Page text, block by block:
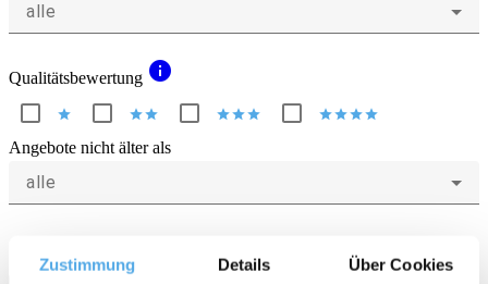
Zustimmung Details Über Cookies
alle
Qualitätsbewertung info
star starstar starstarstar starstarstarstar
Angebote nicht älter als
alle
Nur Angebote mit Bild